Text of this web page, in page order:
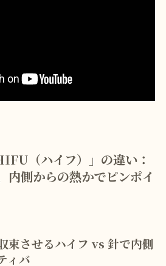
（ハイフ）」の違い：
内側からの熱かでピンポイ
束させるハイフ vs 針で内側
ィバ